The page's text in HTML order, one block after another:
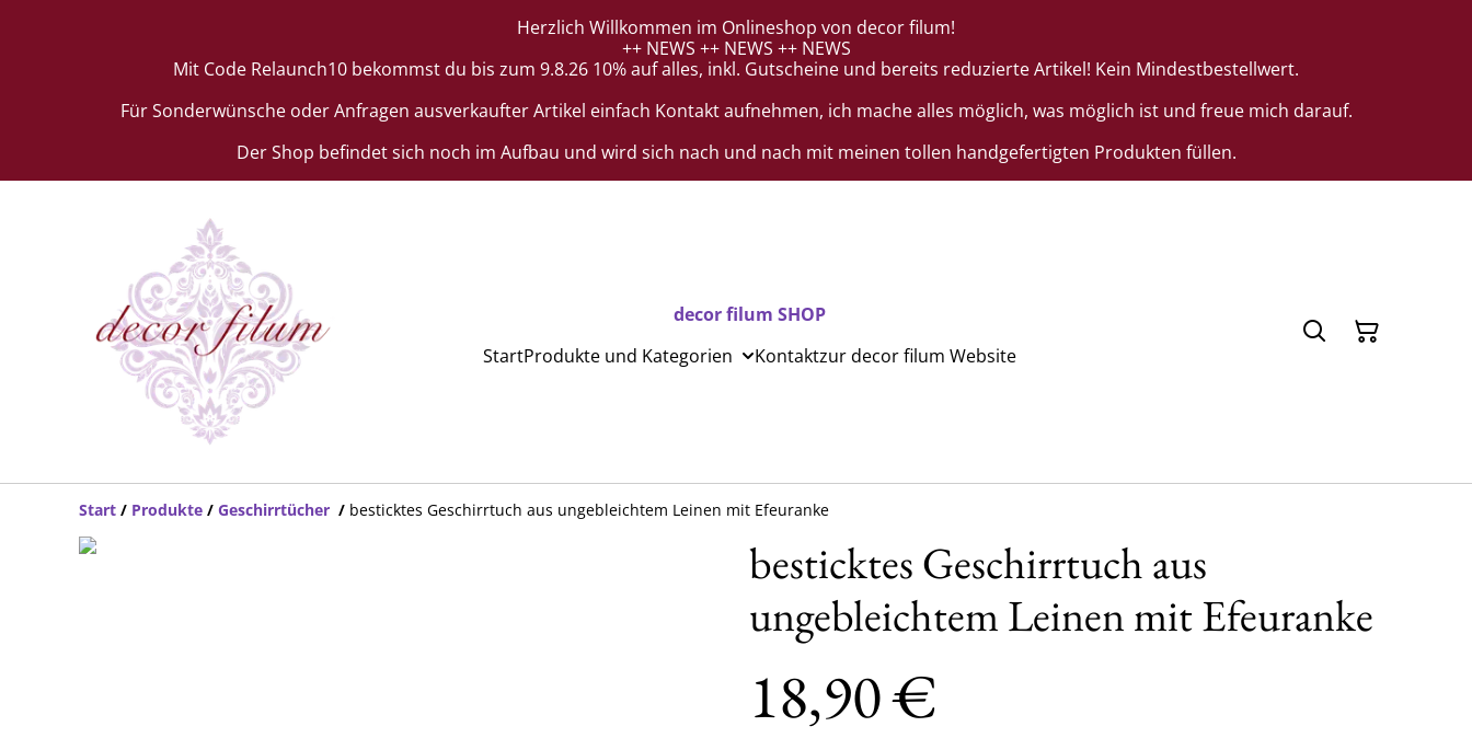
Herzlich Willkommen im Onlineshop von decor filum!
++ NEWS ++ NEWS ++ NEWS
Mit Code Relaunch10 bekommst du bis zum 9.8.26 10% auf alles, inkl. Gutscheine und bereits reduzierte Artikel! Kein Mindestbestellwert.
Für Sonderwünsche oder Anfragen ausverkaufter Artikel einfach Kontakt aufnehmen, ich mache alles möglich, was möglich ist und freue mich darauf.
Der Shop befindet sich noch im Aufbau und wird sich nach und nach mit meinen tollen handgefertigten Produkten füllen.
decor filum SHOP
StartProdukte und Kategorien Kontaktzur decor filum Website
Start / Produkte / Geschirrtücher / besticktes Geschirrtuch aus ungebleichtem Leinen mit Efeuranke
besticktes Geschirrtuch aus
ungebleichtem Leinen mit Efeuranke
18,90 €